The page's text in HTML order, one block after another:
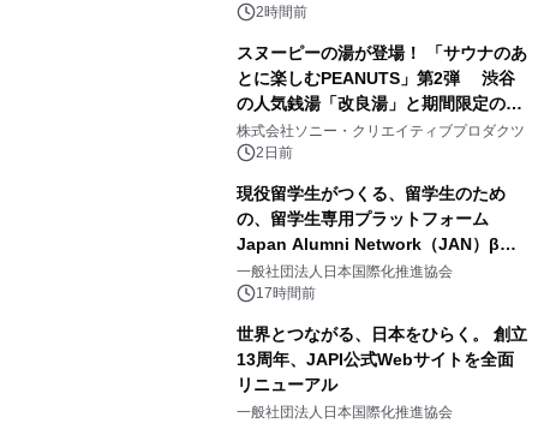
2時間前
スヌーピーの湯が登場！ 「サウナのあ
とに楽しむPEANUTS」第2弾 渋谷
の人気銭湯「改良湯」と期間限定のコ
ラボレーション サウナイキタイコラ
ボグッズも発売決定！
株式会社ソニー・クリエイティブプロダクツ
2日前
現役留学生がつくる、留学生のため
の、留学生専用プラットフォーム
Japan Alumni Network（JAN）β版
をリリース
一般社団法人日本国際化推進協会
17時間前
世界とつながる、日本をひらく。 創立
13周年、JAPI公式Webサイトを全面
リニューアル
一般社団法人日本国際化推進協会